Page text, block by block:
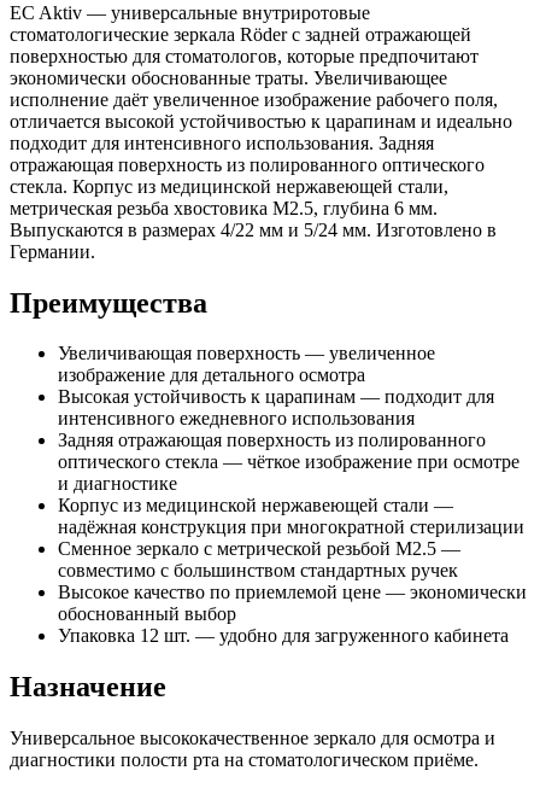
EC Aktiv — универсальные внутриротовые
стоматологические зеркала Röder с задней отражающей
поверхностью для стоматологов, которые предпочитают
экономически обоснованные траты. Увеличивающее
исполнение даёт увеличенное изображение рабочего поля,
отличается высокой устойчивостью к царапинам и идеально
подходит для интенсивного использования. Задняя
отражающая поверхность из полированного оптического
стекла. Корпус из медицинской нержавеющей стали,
метрическая резьба хвостовика M2.5, глубина 6 мм.
Выпускаются в размерах 4/22 мм и 5/24 мм. Изготовлено в
Германии.
Преимущества
Увеличивающая поверхность — увеличенное
изображение для детального осмотра
Высокая устойчивость к царапинам — подходит для
интенсивного ежедневного использования
Задняя отражающая поверхность из полированного
оптического стекла — чёткое изображение при осмотре
и диагностике
Корпус из медицинской нержавеющей стали —
надёжная конструкция при многократной стерилизации
Сменное зеркало с метрической резьбой M2.5 —
совместимо с большинством стандартных ручек
Высокое качество по приемлемой цене — экономически
обоснованный выбор
Упаковка 12 шт. — удобно для загруженного кабинета
Назначение
Универсальное высококачественное зеркало для осмотра и
диагностики полости рта на стоматологическом приёме.